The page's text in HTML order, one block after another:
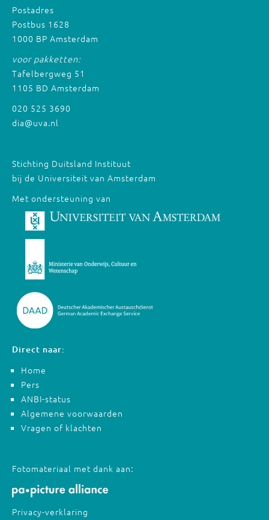
Postadres
Postbus 1628
1000 BP Amsterdam
voor pakketten:
Tafelbergweg 51
1105 BD Amsterdam
020 525 3690
dia@uva.nl
Stichting Duitsland Instituut
bij de Universiteit van Amsterdam
Met ondersteuning van
Direct naar:
Home
Pers
ANBI-status
Algemene voorwaarden
Vragen of klachten
Fotomateriaal met dank aan:
Privacy-verklaring